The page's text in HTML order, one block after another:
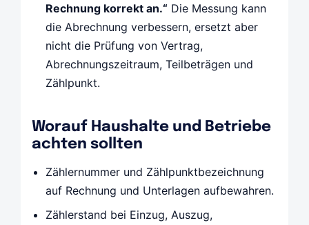
Rechnung korrekt an.“ Die Messung kann
die Abrechnung verbessern, ersetzt aber
nicht die Prüfung von Vertrag,
Abrechnungszeitraum, Teilbeträgen und
Zählpunkt.
Worauf Haushalte und Betriebe
achten sollten
Zählernummer und Zählpunktbezeichnung
auf Rechnung und Unterlagen aufbewahren.
Zählerstand bei Einzug, Auszug,